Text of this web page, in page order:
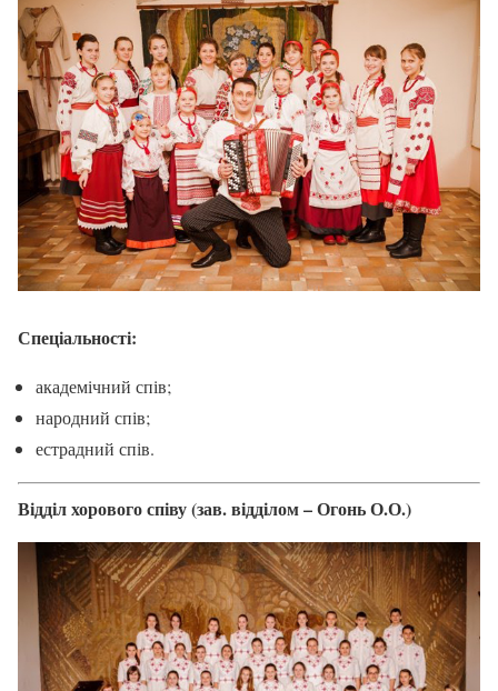
Спеціальності:
академічний спів;
народний спів;
естрадний спів.
Відділ хорового співу (зав. відділом – Огонь О.О.)